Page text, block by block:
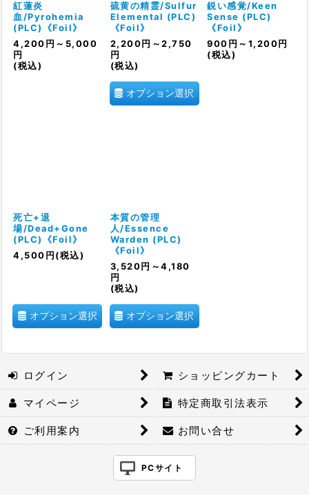
紅蓮炎
血/Pyrohemia
(PLC)《Foil》
4,200 円 ～5,000
円
(税込)
硫黄の精霊/Sulfur
Elemental (PLC)
《Foil》
2,200 円 ～2,750
円
(税込)
オプション選択
鋭い感覚/Keen
Sense (PLC)
《Foil》
900 円 ～1,200 円
(税込)
死亡+退
場/Dead+Gone
(PLC)《Foil》
4,500 円 (税込)
オプション選択
本質の管理
人/Essence
Warden (PLC)
《Foil》
3,520 円 ～4,180
円
(税込)
オプション選択
ログイン ショッピングカート
マイページ 特定商取引法表示
ご利用案内 お問い合せ
PCサイト